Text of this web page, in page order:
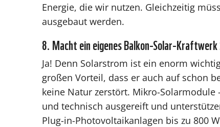
Energie, die wir nutzen. Gleichzeitig
ausgebaut werden.
8. Macht ein eigenes Balkon-Solar-Kraftwerk
Ja! Denn Solarstrom ist ein enorm
großen Vorteil, dass er auch auf schon
keine Natur zerstört. Mikro-
und technisch ausgereift und
Plug-in-Photovoltaikanlagen bis zu 800